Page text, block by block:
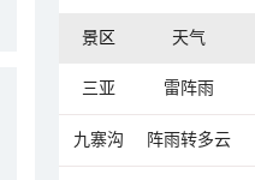
景区 天气
三亚 雷阵雨
九寨沟 阵雨转多云